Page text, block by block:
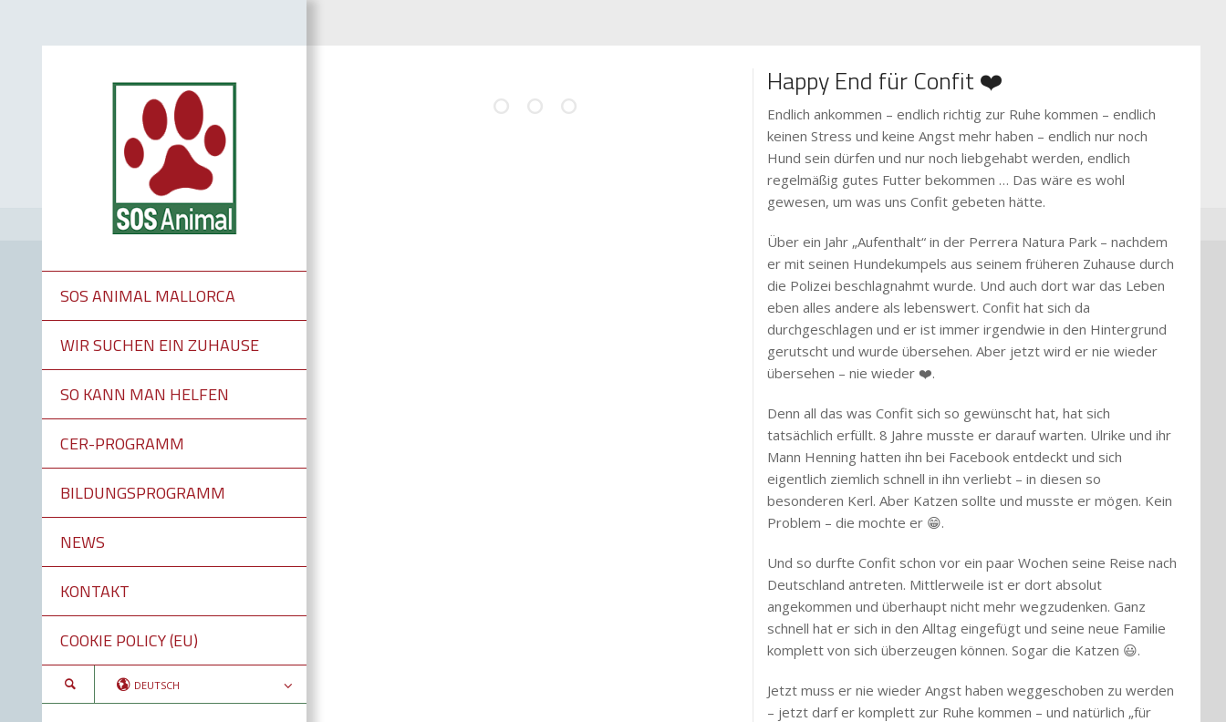
SOS ANIMAL MALLORCA
WIR SUCHEN EIN ZUHAUSE
SO KANN MAN HELFEN
CER-PROGRAMM
BILDUNGSPROGRAMM
NEWS
KONTAKT
COOKIE POLICY (EU)
DEUTSCH
Happy End für Confit ❤️
Endlich ankommen – endlich richtig zur Ruhe kommen – endlich
keinen Stress und keine Angst mehr haben – endlich nur noch
Hund sein dürfen und nur noch liebgehabt werden, endlich
regelmäßig gutes Futter bekommen … Das wäre es wohl
gewesen, um was uns Confit gebeten hätte.
Über ein Jahr „Aufenthalt“ in der Perrera Natura Park – nachdem
er mit seinen Hundekumpels aus seinem früheren Zuhause durch
die Polizei beschlagnahmt wurde. Und auch dort war das Leben
eben alles andere als lebenswert. Confit hat sich da
durchgeschlagen und er ist immer irgendwie in den Hintergrund
gerutscht und wurde übersehen. Aber jetzt wird er nie wieder
übersehen – nie wieder ❤️.
Denn all das was Confit sich so gewünscht hat, hat sich
tatsächlich erfüllt. 8 Jahre musste er darauf warten. Ulrike und ihr
Mann Henning hatten ihn bei Facebook entdeckt und sich
eigentlich ziemlich schnell in ihn verliebt – in diesen so
besonderen Kerl. Aber Katzen sollte und musste er mögen. Kein
Problem – die mochte er 😁.
Und so durfte Confit schon vor ein paar Wochen seine Reise nach
Deutschland antreten. Mittlerweile ist er dort absolut
angekommen und überhaupt nicht mehr wegzudenken. Ganz
schnell hat er sich in den Alltag eingefügt und seine neue Familie
komplett von sich überzeugen können. Sogar die Katzen 😃.
Jetzt muss er nie wieder Angst haben weggeschoben zu werden
– jetzt darf er komplett zur Ruhe kommen – und natürlich „für